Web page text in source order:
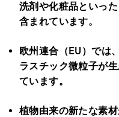
洗剤や化粧品といっ
含まれています。
欧州連合（EU）では
ラスチック微粒子が
ています。
植物由来の新たな素